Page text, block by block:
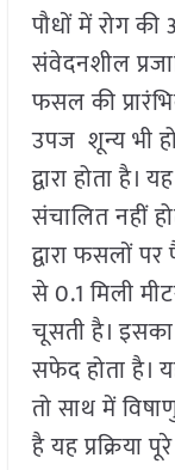
पौधों में रोग की
संवेदनशील
फसल की
उपज शून्य भी
द्वारा होता है।
संचालित नहीं
द्वारा फसलों
से 0.1 मिली
चूसती है।
सफेद होता है।
तो साथ में
है यह प्रक्रिया